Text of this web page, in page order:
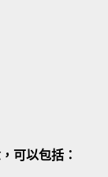
可以包括：